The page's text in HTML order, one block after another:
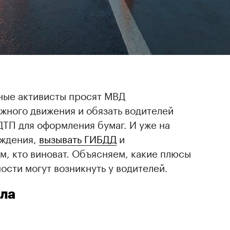
активисты просят МВД
движения и обязать водителей
для оформления бумаг. И уже на
вызывать ГИБДД и
кто виноват. Объясняем, какие плюсы
могут возникнуть у водителей.